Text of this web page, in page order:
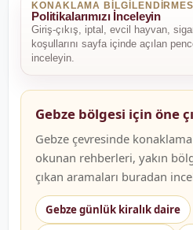
KONAKLAMA BILGILENDIRMESI
Politikalarımızı İnceleyin
Giriş-çıkış, iptal, evcil hayvan,
koşullarını sayfa içinde açılan
inceleyin.
Gebze bölgesi için öne
Gebze çevresinde
okunan rehberleri, yakın
çıkan aramaları buradan
Gebze günlük kiralık daire